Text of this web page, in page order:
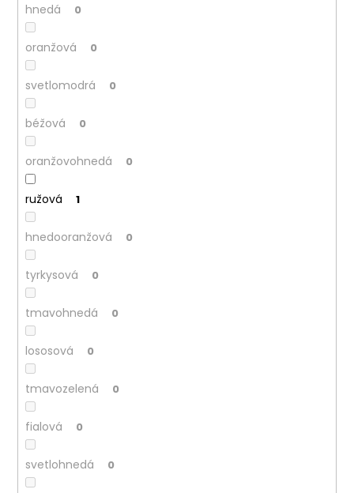
hnedá 0
oranžová 0
svetlomodrá 0
béžová 0
oranžovohnedá 0
ružová 1
hnedooranžová 0
tyrkysová 0
tmavohnedá 0
lososová 0
tmavozelená 0
fialová 0
svetlohnedá 0